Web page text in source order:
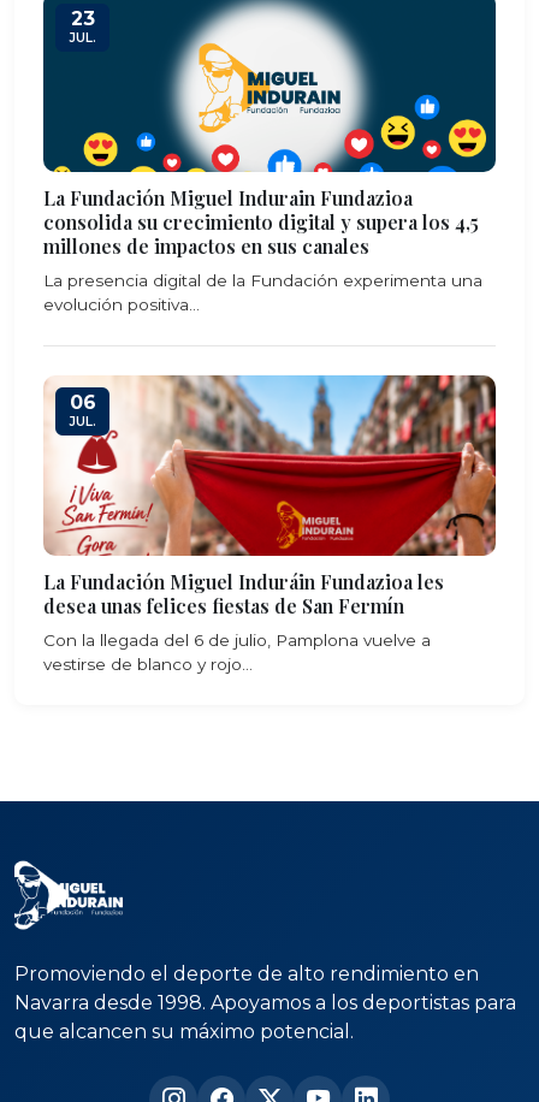
23
JUL.
La Fundación Miguel Indurain Fundazioa
consolida su crecimiento digital y supera los 4,5
millones de impactos en sus canales
La presencia digital de la Fundación experimenta una
evolución positiva...
06
JUL.
La Fundación Miguel Induráin Fundazioa les
desea unas felices fiestas de San Fermín
Con la llegada del 6 de julio, Pamplona vuelve a
vestirse de blanco y rojo...
Promoviendo el deporte de alto rendimiento en
Navarra desde 1998. Apoyamos a los deportistas para
que alcancen su máximo potencial.